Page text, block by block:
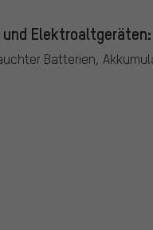
und Elektroaltgeräten:
Batterien,